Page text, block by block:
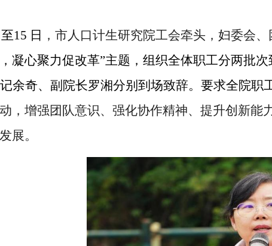
15 日 ，市人口计生研究院工会牵头，妇委会
凝心聚力促改革”主题，组织全体职工分两批次
余奇、副院长罗湘分别到场致辞。要求全院职
， 增强团队意识、 强化协作精神、 提升创新能
发展。